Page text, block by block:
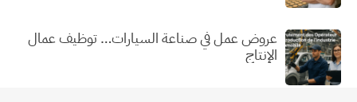
عروض عمل في صناعة السيارات… توظيف عمال
الإنتاج